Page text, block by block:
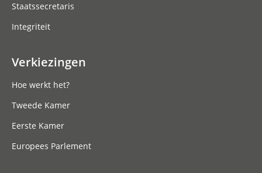
Staatssecretaris
Integriteit
Verkiezingen
Hoe werkt het?
Tweede Kamer
Eerste Kamer
Europees Parlement